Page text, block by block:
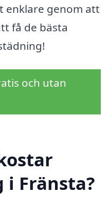
enklare genom att
få de bästa
och utan
Fränsta?